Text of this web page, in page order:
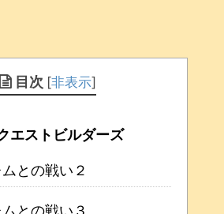
目次 [非表示]
エストビルダーズ
との戦い２
との戦い３